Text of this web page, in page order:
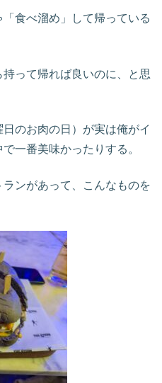
食べ溜め」して帰っている
って帰れば良いのに、と思
のお肉の日）が実は俺がイ
一番美味かったりする。
ンがあって、こんなものを